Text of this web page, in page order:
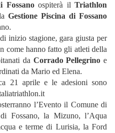
Fossanoospiterà ilTriathlon
Gestione Piscina di Fossano
inizio stagione, gara giusta per
come hanno fatto gli atleti della
da Corrado Pellegrino e
da Mario ed Elena.
21 aprile e le adesioni sono
l’Evento il Comune di
Fossano, la Mizuno, l’Aqua
e terme di Lurisia, la Ford